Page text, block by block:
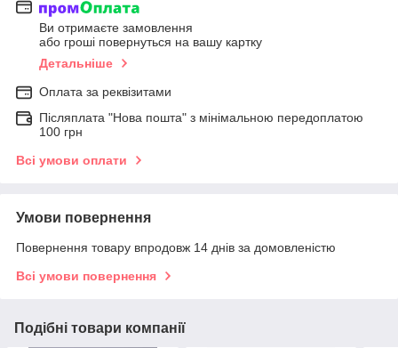
Ви отримаєте замовлення
або гроші повернуться на вашу картку
Детальніше
Оплата за реквізитами
Післяплата "Нова пошта" з мінімальною передоплатою
100 грн
Всі умови оплати
Умови повернення
Повернення товару впродовж 14 днів за домовленістю
Всі умови повернення
Подібні товари компанії